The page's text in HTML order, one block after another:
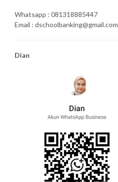
Whatsapp : 081318885447
Email : dschoolbanking@gmail.com
Dian